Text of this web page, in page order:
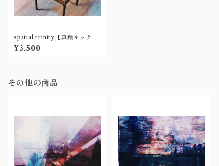
spatial trinity【真鍮ネックレ
ス】
¥3,500
その他の商品